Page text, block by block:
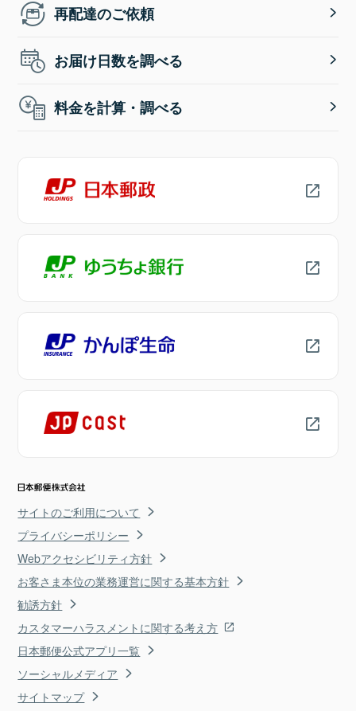
再配達のご依頼
お届け日数を調べる
料金を計算・調べる
サイトのご利用について
プライバシーポリシー
Webアクセシビリティ方針
お客さま本位の業務運営に関する基本方針
勧誘方針
カスタマーハラスメントに関する考え方
日本郵便公式アプリ一覧
ソーシャルメディア
サイトマップ